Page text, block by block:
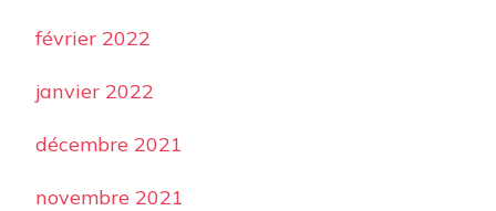
février 2022
janvier 2022
décembre 2021
novembre 2021